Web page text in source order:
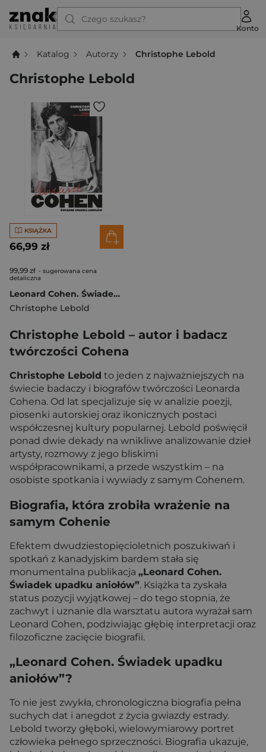
Czego szukasz?
Konto
Katalog Autorzy Christophe Lebold
Christophe Lebold
KSIĄŻKA
66,99 zł
99,99 zł - sugerowana cena
detaliczna
Leonard Cohen. Świadek upadku aniołów
Christophe Lebold
Christophe Lebold – autor i badacz
twórczości Cohena
Christophe Lebold to jeden z najważniejszych na
świecie badaczy i biografów twórczości Leonarda
Cohena. Od lat specjalizuje się w analizie poezji,
piosenki autorskiej oraz ikonicznych postaci
współczesnej kultury popularnej. Lebold poświęcił
ponad dwie dekady na wnikliwe analizowanie dzieł
artysty, rozmowy z jego bliskimi
współpracownikami, a przede wszystkim – na
osobiste spotkania i wywiady z samym Cohenem.
Biografia, która zrobiła wrażenie na
samym Cohenie
Efektem dwudziestopięcioletnich poszukiwań i
spotkań z kanadyjskim bardem stała się
monumentalna publikacja „Leonard Cohen.
Świadek upadku aniołów”. Książka ta zyskała
status pozycji wyjątkowej – do tego stopnia, że
zachwyt i uznanie dla warsztatu autora wyrażał sam
Leonard Cohen, podziwiając głębię interpretacji oraz
filozoficzne zacięcie biografii.
„Leonard Cohen. Świadek upadku
aniołów”?
To nie jest zwykła, chronologiczna biografia pełna
suchych dat i anegdot z życia gwiazdy estrady.
Lebold tworzy głęboki, wielowymiarowy portret
człowieka pełnego sprzeczności. Biografia ukazuje,